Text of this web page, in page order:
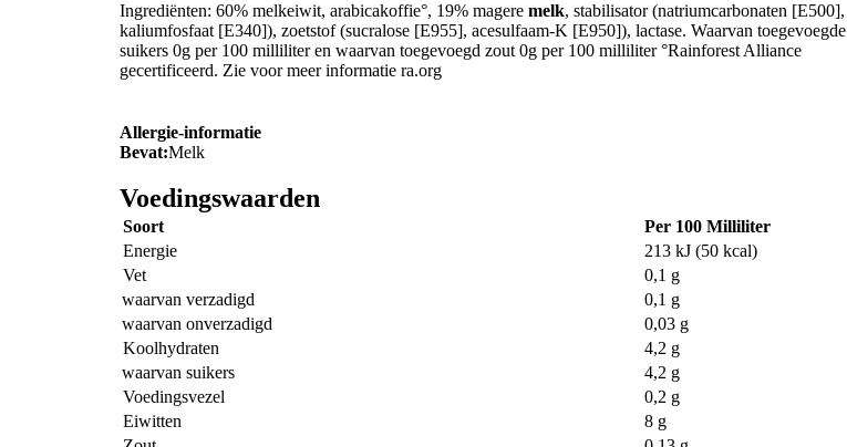
Ingrediënten: 60% melkeiwit, arabicakoffie°, 19% magere melk, stabilisator (natriumcarbonaten [E500],
kaliumfosfaat [E340]), zoetstof (sucralose [E955], acesulfaam-K [E950]), lactase. Waarvan toegevoegde
suikers 0g per 100 milliliter en waarvan toegevoegd zout 0g per 100 milliliter °Rainforest Alliance
gecertificeerd. Zie voor meer informatie ra.org
Allergie-informatie
Bevat:Melk
Voedingswaarden
Soort
Per 100 Milliliter
Energie
213 kJ (50 kcal)
Vet
0,1 g
waarvan verzadigd
0,1 g
waarvan onverzadigd
0,03 g
Koolhydraten
4,2 g
waarvan suikers
4,2 g
Voedingsvezel
0,2 g
Eiwitten
8 g